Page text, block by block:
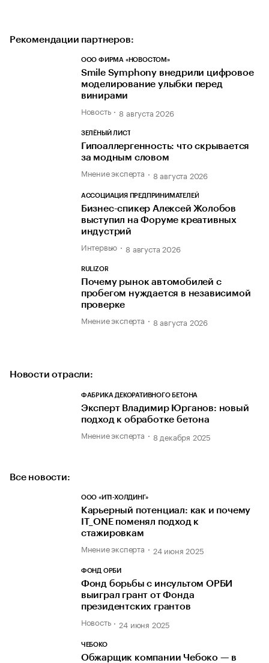
Рекомендации партнеров:
ООО ФИРМА «НОВОСТОМ»
Smile Symphony внедрили цифровое
моделирование улыбки перед
винирами
Новость 8 августа 2026
ЗЕЛЁНЫЙ ЛИСТ
Гипоаллергенность: что скрывается
за модным словом
Мнение эксперта 8 августа 2026
АССОЦИАЦИЯ ПРЕДПРИНИМАТЕЛЕЙ
Бизнес-спикер Алексей Жолобов
выступил на Форуме креативных
индустрий
Интервью 8 августа 2026
RULIZOR
Почему рынок автомобилей с
пробегом нуждается в независимой
проверке
Мнение эксперта 8 августа 2026
Новости отрасли:
ФАБРИКА ДЕКОРАТИВНОГО БЕТОНА
Эксперт Владимир Юрганов: новый
подход к обработке бетона
Мнение эксперта 8 декабря 2025
Все новости:
ООО «ИТ1-ХОЛДИНГ»
Карьерный потенциал: как и почему
IT_ONE поменял подход к
стажировкам
Мнение эксперта 24 июня 2025
ФОНД ОРБИ
Фонд борьбы с инсультом ОРБИ
выиграл грант от Фонда
президентских грантов
Новость 24 июня 2025
ЧЕБОКО
Обжарщик компании Чебоко — в